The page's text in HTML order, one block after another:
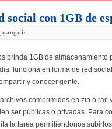
social con 1GB de
juanguis
brinda 1GB de almacenamiento
funciona en forma de red
y conocer gente.
comprimidos en zip o
ser públicas o privadas. Para
la tarea permitiéndonos